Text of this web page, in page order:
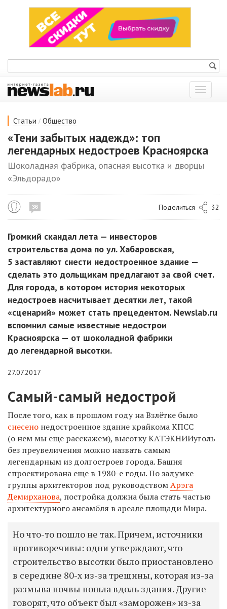
Показать
меню
Статьи / Общество
«Тени забытых надежд»: топ
легендарных недостроев Красноярска
Шоколадная фабрика, опасная высотка и дворцы
«Эльдорадо»
36 Поделиться 32
Громкий скандал лета — инвесторов
строительства дома по ул. Хабаровская,
5 заставляют снести недостроенное здание —
сделать это дольщикам предлагают за свой счет.
Для города, в котором история некоторых
недостроев насчитывает десятки лет, такой
«сценарий» может стать прецедентом. Newslab.ru
вспомнил самые известные недострои
Красноярска — от шоколадной фабрики
до легендарной высотки.
27.07.2017
Самый-самый недострой
После того, как в прошлом году на Взлётке было
снесено недостроенное здание крайкома КПСС
(о нем мы еще расскажем), высотку КАТЭКНИИуголь
без преувеличения можно назвать самым
легендарным из долгостроев города. Башня
спроектирована еще в 1980-е годы. По задумке
группы архитекторов под руководствомАрэга
Демирханова, постройка должна была стать частью
архитектурного ансамбля в ареале площади Мира.
Но что-то пошло не так. Причем, источники
противоречивы: одни утверждают, что
строительство высотки было приостановлено
в середине 80-х из-за трещины, которая из-за
размыва почвы пошла вдоль здания. Другие
говорят, что объект был «заморожен» из-за